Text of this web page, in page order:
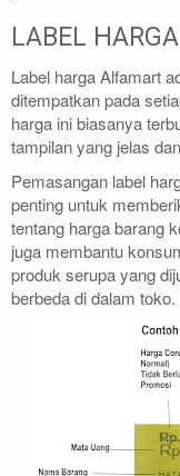
LABEL
Label harga Alfamart
ditempatkan pada
harga ini biasanya
tampilan yang jelas
Pemasangan label
penting untuk
tentang harga barang
juga membantu
produk serupa yang
berbeda di dalam toko.